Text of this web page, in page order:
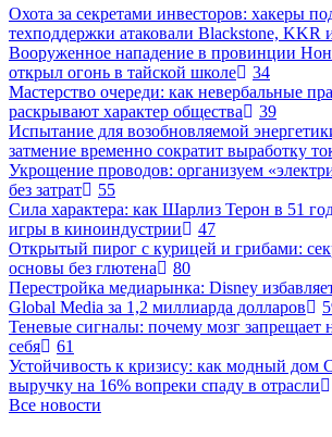
Охота за секретами инвесторов: хакеры
техподдержки атаковали Blackstone, KKR
Вооруженное нападение в провинции
открыл огонь в тайской школе
34
Мастерство очереди: как невербальные
раскрывают характер общества
39
Испытание для возобновляемой
затмение временно сократит выработку
Укрощение проводов: организуем
без затрат
55
Сила характера: как Шарлиз Терон в 51
игры в киноиндустрии
47
Открытый пирог с курицей и грибами:
основы без глютена
80
Перестройка медиарынка: Disney
Global Media за 1,2 миллиарда долларов
Теневые сигналы: почему мозг запрещает
себя
61
Устойчивость к кризису: как модный дом
выручку на 16% вопреки спаду в отрасли
Все новости